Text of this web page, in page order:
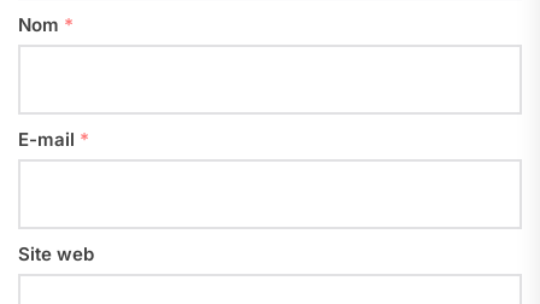
Nom *
E-mail *
Site web